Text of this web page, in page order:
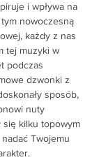
i wpływa na
nowoczesną
każdy z nas
tej muzyki w
podczas
dzwonki z
sposób,
nuty
się kilku topowym
Twojemu